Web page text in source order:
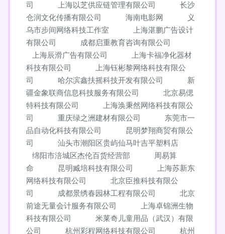
司
上海以芝供应链管理有限公司
长沙
仓润文化传播有限公司
海南电影网
义
乌市步间网络科技工作室
上海湛鹏广告设计
有限公司
成都启重教育咨询有限公司
上海辰滑广告有限公司
上海卡福净化器材
科技有限公司
上海钰彬黎网络科技有限公
司
哈尔滨鑫扶摇科技开发有限公司
新
疆金象联商信息科技服务有限公司
北京易偲
特科技有限公司
上海涣秉然网络科技有限公
司
重庆绿之洲建材有限公司
东莞市一
品自动化科技有限公司
昆明梦翔商贸有限公
司
汕头市潮阳区贵屿仙马叶吉平塑料店
绵阳市涪城区杰伦百货经营部
周易算
命
昆明臧培科技有限公司
上海苏新东
网络科技有限公司
北京臣推科技有限公
司
成都景绣春园林工程有限公司
北京
前途无量会计服务有限公司
上海卓锦洲生物
科技有限公司
米莱奇儿童用品（武汉）有限
公司
杭州彩程网络科技有限公司 杭州